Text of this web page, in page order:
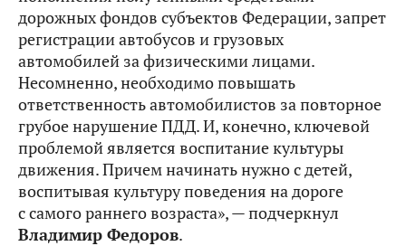
дорожных фондов субъектов Федерации, запрет
регистрации автобусов и грузовых
автомобилей за физическими лицами.
Несомненно, необходимо повышать
ответственность автомобилистов за повторное
грубое нарушение ПДД. И, конечно, ключевой
проблемой является воспитание культуры
движения. Причем начинать нужно с детей,
воспитывая культуру поведения на дороге
с самого раннего возраста», — подчеркнул
Владимир Федоров.